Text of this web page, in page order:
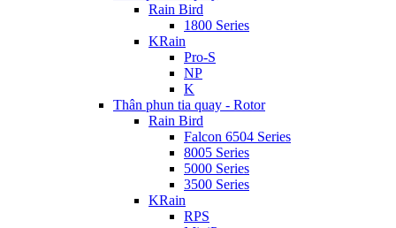
Rain Bird
1800 Series
KRain
Pro-S
NP
K
Thân phun tia quay - Rotor
Rain Bird
Falcon 6504 Series
8005 Series
5000 Series
3500 Series
KRain
RPS